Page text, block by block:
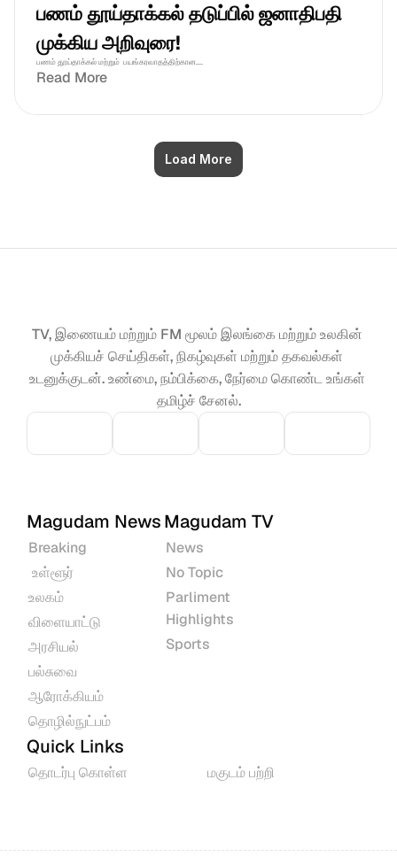
பணம் தூய்தாக்கல் தடுப்பில் ஜனாதிபதி
முக்கிய அறிவுரை!
பணம் தூய்தாக்கல் மற்றும்  பயங்கரவாதத்திற்கான....
Read More
Load More
TV, இணையம் மற்றும் FM மூலம் இலங்கை மற்றும் உலகின்
முக்கியச் செய்திகள், நிகழ்வுகள் மற்றும் தகவல்கள்
உடனுக்குடன். உண்மை, நம்பிக்கை, நேர்மை கொண்ட உங்கள்
தமிழ்ச் சேனல்.
Magudam News
Breaking
உள்ளூர்
உலகம்
விளையாட்டு
அரசியல்
பல்சுவை
ஆரோக்கியம்
தொழில்நுட்பம்
Magudam TV
News
No Topic
Parliment
Highlights
Sports
Quick Links
தொடர்பு கொள்ள மகுடம் பற்றி